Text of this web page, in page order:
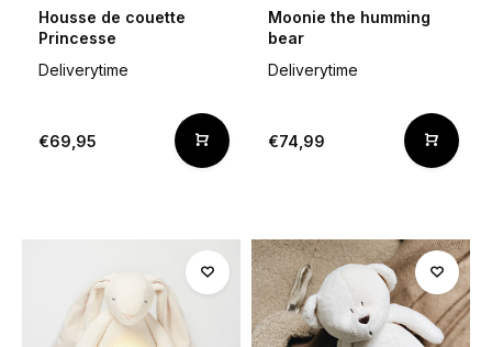
Housse de couette
Princesse
Deliverytime
€69,95
Moonie the humming
bear
Deliverytime
€74,99